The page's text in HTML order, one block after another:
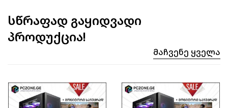
სწრაფად გაყიდვადი
პროდუქცია!
Მაჩვენე Ყველა